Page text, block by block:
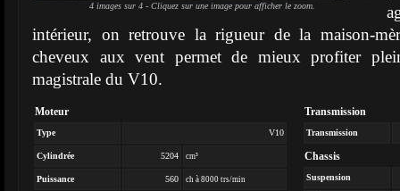
4 images sur 4 - Cliquez sur une image pour afficher le zoom.
intérieur, on retrouve la rigueur de la maison-
cheveux aux vent permet de mieux profiter
magistrale du V10.
Moteur
Type V10
Cylindrée 5204 cm³
Puissance 560 ch à 8000 trs/min
Transmission
Transmission
Chassis
Suspension